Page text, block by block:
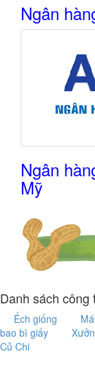
Ngân
Ngân
Mỹ
Danh sách công
Ếch giống
bao bì giấy
Củ Chi